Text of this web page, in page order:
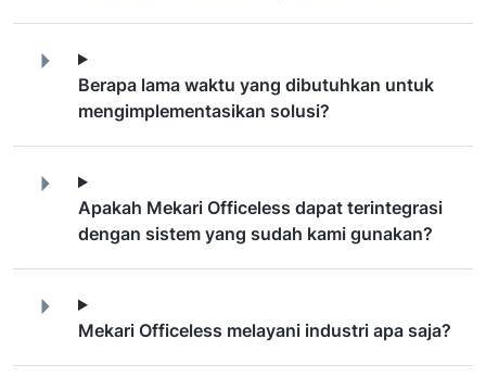
Berapa lama waktu yang dibutuhkan untuk
mengimplementasikan solusi?
Apakah Mekari Officeless dapat terintegrasi
dengan sistem yang sudah kami gunakan?
Mekari Officeless melayani industri apa saja?